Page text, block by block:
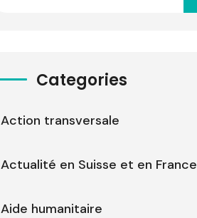
Categories
Action transversale
Actualité en Suisse et en France
Aide humanitaire